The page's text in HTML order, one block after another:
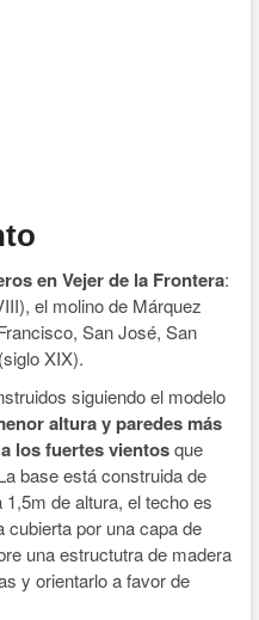
en Vejer de la Frontera:
el molino de Márquez
San José, San
XIX).
siguiendo el modelo
altura y paredes más
los fuertes vientosque
base está construida de
de altura, el techo es
cubierta por una capa de
una estructutra de madera
y orientarlo a favor de